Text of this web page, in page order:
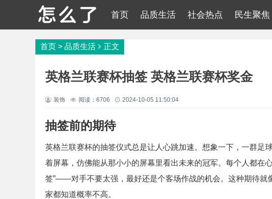
首页 品质生活 社会热点 民生聚焦
首页 > 品质生活 正文
英格兰联赛杯抽签 英格兰联赛杯奖金
装饰 阅读：6706 2024-10-05 11:50:04
抽签前的期待
英格兰联赛杯的抽签仪式总是让人心跳加速。想象一下，一群足
着屏幕，仿佛能从那小小的屏幕里看出未来的冠军。每个人都在
签”——对手不要太强，最好还是个客场作战的机会。这种期待就
家都知道概率不高。